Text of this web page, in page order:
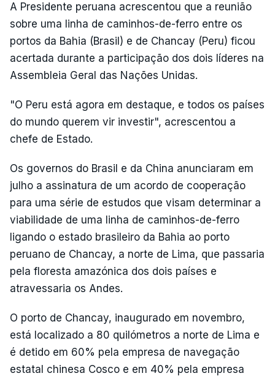
A Presidente peruana acrescentou que a reunião
sobre uma linha de caminhos-de-ferro entre os
portos da Bahia (Brasil) e de Chancay (Peru) ficou
acertada durante a participação dos dois líderes na
Assembleia Geral das Nações Unidas.
"O Peru está agora em destaque, e todos os países
do mundo querem vir investir", acrescentou a
chefe de Estado.
Os governos do Brasil e da China anunciaram em
julho a assinatura de um acordo de cooperação
para uma série de estudos que visam determinar a
viabilidade de uma linha de caminhos-de-ferro
ligando o estado brasileiro da Bahia ao porto
peruano de Chancay, a norte de Lima, que passaria
pela floresta amazónica dos dois países e
atravessaria os Andes.
O porto de Chancay, inaugurado em novembro,
está localizado a 80 quilómetros a norte de Lima e
é detido em 60% pela empresa de navegação
estatal chinesa Cosco e em 40% pela empresa